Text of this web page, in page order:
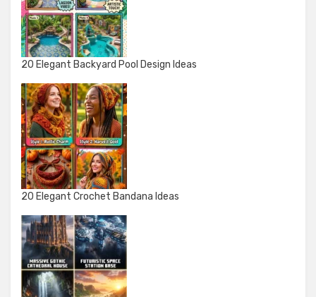
20 Elegant Backyard Pool Design Ideas
20 Elegant Crochet Bandana Ideas